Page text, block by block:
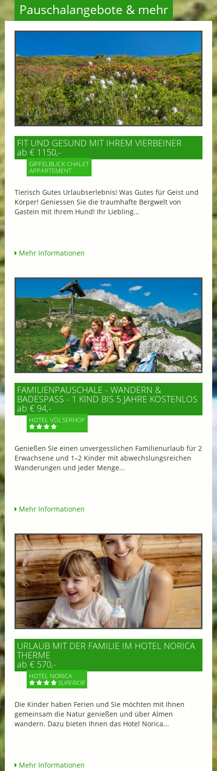
Pauschalangebote & mehr
FIT UND GESUND MIT IHREM VIERBEINER
ab € 1150,-
GIPFELBLICK CHALET
APPARTEMENT
Tierisch Gutes Urlaubserlebnis! Was Gutes für Geist und
Körper! Geniessen Sie die traumhafte Bergwelt von
Gastein mit Ihrem Hund! Ihr Liebling...
Mehr Informationen
FAMILIENPAUSCHALE - WANDERN &
BADESPASS - 1 KIND BIS 5 JAHRE KOSTENLOS
ab € 94,-
HOTEL VÖLSERHOF
Genießen Sie einen unvergesslichen Familienurlaub für 2
Erwachsene und 1–2 Kinder mit abwechslungsreichen
Wanderungen und jeder Menge...
Mehr Informationen
URLAUB MIT DER FAMILIE IM HOTEL NORICA
THERME
ab € 570,-
HOTEL NORICA
SUPERIOR
Die Kinder haben Ferien und Sie möchten mit Ihnen
gemeinsam die Natur genießen und über Almen
wandern. Dazu bieten Ihnen das Hotel Norica...
Mehr Informationen